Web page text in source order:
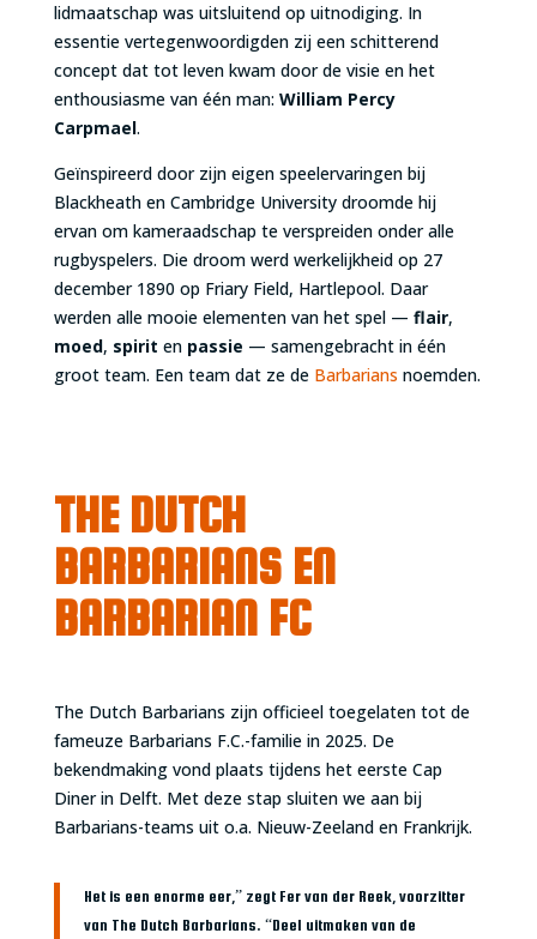
lidmaatschap was uitsluitend op uitnodiging. In
essentie vertegenwoordigden zij een schitterend
concept dat tot leven kwam door de visie en het
enthousiasme van één man: William Percy
Carpmael.
Geïnspireerd door zijn eigen speelervaringen bij
Blackheath en Cambridge University droomde hij
ervan om kameraadschap te verspreiden onder alle
rugbyspelers. Die droom werd werkelijkheid op 27
december 1890 op Friary Field, Hartlepool. Daar
werden alle mooie elementen van het spel — flair,
moed, spirit en passie — samengebracht in één
groot team. Een team dat ze de Barbarians noemden.
THE DUTCH
BARBARIANS EN
BARBARIAN FC
The Dutch Barbarians zijn officieel toegelaten tot de
fameuze Barbarians F.C.-familie in 2025. De
bekendmaking vond plaats tijdens het eerste Cap
Diner in Delft. Met deze stap sluiten we aan bij
Barbarians-teams uit o.a. Nieuw-Zeeland en Frankrijk.
Het is een enorme eer,” zegt Fer van der Reek, voorzitter
van The Dutch Barbarians. “Deel uitmaken van de